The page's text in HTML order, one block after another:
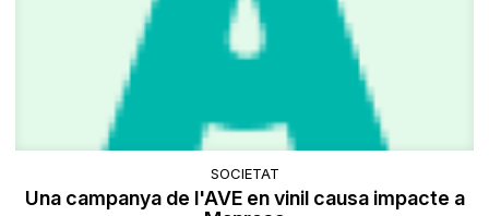
SOCIETAT
Una campanya de l'AVE en vinil causa impacte a